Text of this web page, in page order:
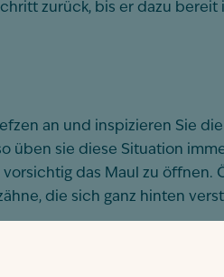
zurück, bis er dazu bereit
an und inspizieren Sie
üben sie diese Situation
das Maul zu öffnen.
die sich ganz hinten